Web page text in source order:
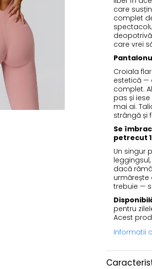
care
complet
care vrei
Croiala
estetică —
complet.
pas și
mai ai.
strângă și
Se
petrecut
Un singur
dacă
trebuie —
pentru
Acest
Informatii